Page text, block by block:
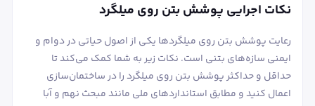
نکات اجرایی پوشش بتن روی میلگرد
رعایت پوشش بتن روی میلگردها یکی از اصول حیاتی در دوام و
ایمنی سازه‌های بتنی است. نکات زیر به شما کمک می‌کند تا
حداقل و حداکثر پوشش بتن روی میلگرد را در ساختمان‌سازی
اعمال کنید و مطابق استانداردهای ملی مانند مبحث نهم و آبا